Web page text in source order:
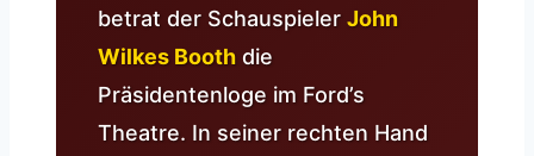
betrat der Schauspieler John
Wilkes Booth die
Präsidentenloge im Ford’s
Theatre. In seiner rechten Hand